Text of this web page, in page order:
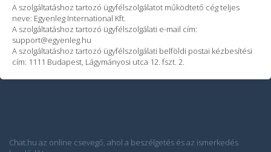
A szolgáltatáshoz tartozó ügyfélszolgálatot működtető cég teljes
neve: Egyenleg International Kft.
A szolgáltatáshoz tartozó ügyfélszolgálati e-mail cím:
support@egyenleg.hu
A szolgáltatáshoz tartozó ügyfélszolgálati belföldi postai kézbesítési
cím: 1111 Budapest, Lágymányosi utca 12. fszt. 2.
Chat.hu az online csevegő, ahol a beszélgetés és az ismerkedés